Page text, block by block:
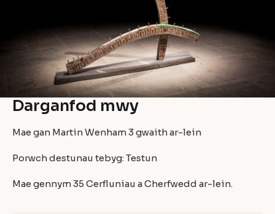
Darganfod mwy
Mae gan Martin Wenham3 gwaith ar-lein
Porwch destunau tebyg:Testun
Mae gennym35 Cerfluniau a Cherfwedd ar-lein.